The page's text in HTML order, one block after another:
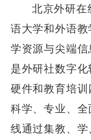
北京外研在
语大学和外语
学资源与尖端信
是外研社数字化
硬件和教育培
科学、专业、
线通过集教、